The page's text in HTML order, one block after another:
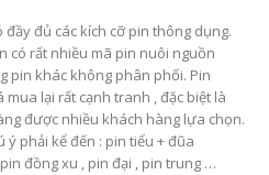
đủ các kích cỡ pin thông dụng.
có rất nhiều mã pin nuôi nguồn
pin khác không phân phối. Pin
lại rất cạnh tranh , đặc biệt là
được nhiều khách hàng lựa chọn.
ý phải kể đến : pin tiểu + đũa
đồng xu , pin đại , pin trung …